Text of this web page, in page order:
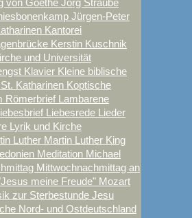
von Goethe Jörg Straube
Jürgen-Peter
Kantorei
Kerstin Kuschnik
und Universität
Klavier Kleine biblische
Katharinen Koptische
Römerbrief Lambarene
Liebesrede Lieder
Lyrik und Kirche
Luther Martin Luther King
Meditation Michael
Mittwochnachmittag an
meine Freude" Mozart
zur Sterbestunde Jesu
Nord- und Ostdeutschland